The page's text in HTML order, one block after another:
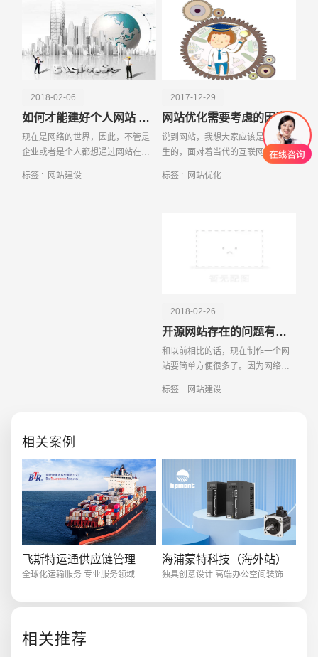
2017-12-29
网站优化需要考虑的因素
说到网站，我想大家应该是不会陌
生的，面对着当代的互联网时代，
网站是一个必要的存在，那么想要
制作一个良好的网站，关于网站的
标签 : 网站优化
2018-02-06
如何才能建好个人网站 这些步骤需知晓
现在是网络的世界，因此，不管是
企业或者是个人都想通过网站在网
制作一个个人网站是不是很难呢？
标签 : 网站建设
2018-02-26
开源网站存在的问题有哪些
和以前相比的话，现在制作一个网
站要简单方便很多了。因为网络上
载一个自己进行一下修改就能够制
标签 : 网站建设
相关案例
飞斯特运通供应链管理
全球化运输服务 专业服务领域
海浦蒙特科技（海外站）
独具创意设计 高端办公空间装饰
相关推荐